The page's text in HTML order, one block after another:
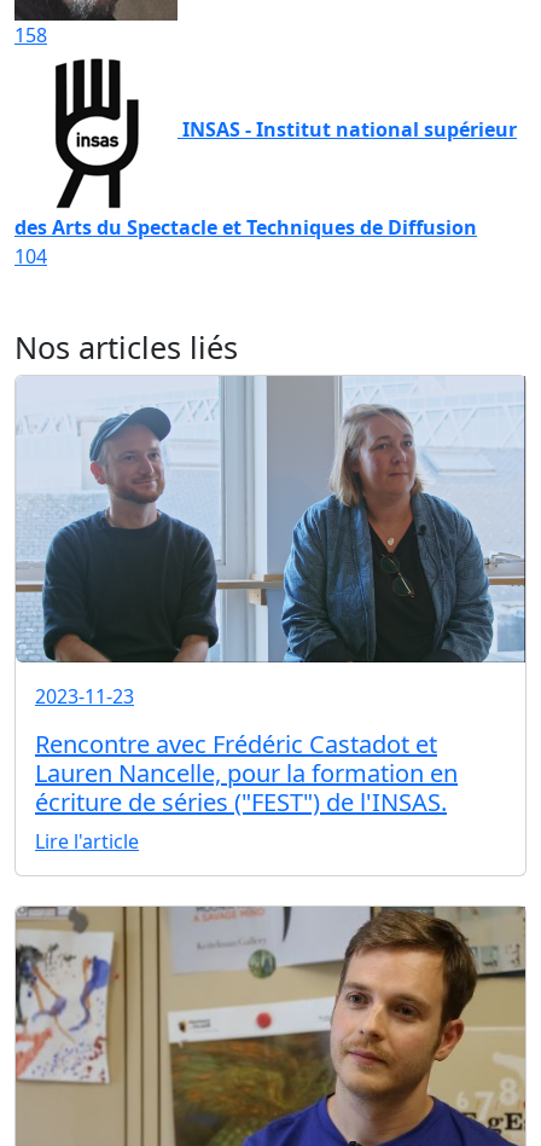
158
INSAS - Institut national supérieur
des Arts du Spectacle et Techniques de Diffusion
104
Nos articles liés
2023-11-23
Rencontre avec Frédéric Castadot et
Lauren Nancelle, pour la formation en
écriture de séries ("FEST") de l'INSAS.
Lire l'article